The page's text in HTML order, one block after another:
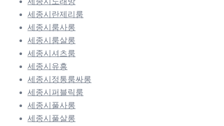
세종시란제리룸
세종시룸사롱
세종시룸살롱
세종시셔츠룸
세종시유흥
세종시정통룸싸롱
세종시퍼블릭룸
세종시풀사롱
세종시풀살롱